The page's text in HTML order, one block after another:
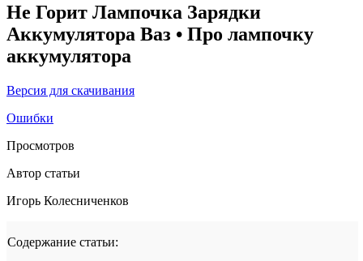
Не Горит Лампочка Зарядки
Аккумулятора Ваз • Про лампочку
аккумулятора
Версия для скачивания
Ошибки
Просмотров
Автор статьи
Игорь Колесниченков
Содержание статьи: